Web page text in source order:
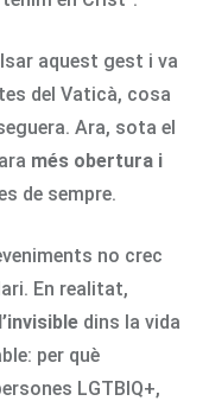
aquest gest i va
del Vaticà, cosa
Ara, sota el
més obertura i
de sempre.
no crec
En realitat,
dins la vida
per què
LGTBIQ+,